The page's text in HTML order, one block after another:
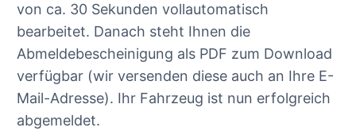
von ca. 30 Sekunden vollautomatisch
bearbeitet. Danach steht Ihnen die
Abmeldebescheinigung als PDF zum Download
verfügbar (wir versenden diese auch an Ihre E-
Mail-Adresse). Ihr Fahrzeug ist nun erfolgreich
abgemeldet.